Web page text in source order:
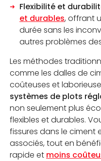
Flexibilité et
et durables, offrant
durée sans les
autres problèmes
Les méthodes
comme les dalles de
coûteuses et
systèmes de plots
non seulement plus
flexibles et durables.
fissures dans le ciment
associés, tout en
rapide et moins